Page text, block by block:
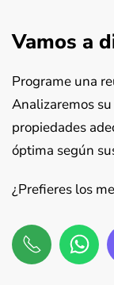
Vamos a
Programe una
Analizaremos
propiedades
óptima según
¿Prefieres los